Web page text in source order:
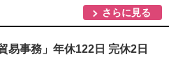
さらに見る
易事務」年休122日 完休2日